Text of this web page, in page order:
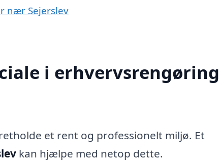
nær Sejerslev
i erhvervsrengøring
et rent og professionelt miljø. Et
kan hjælpe med netop dette.